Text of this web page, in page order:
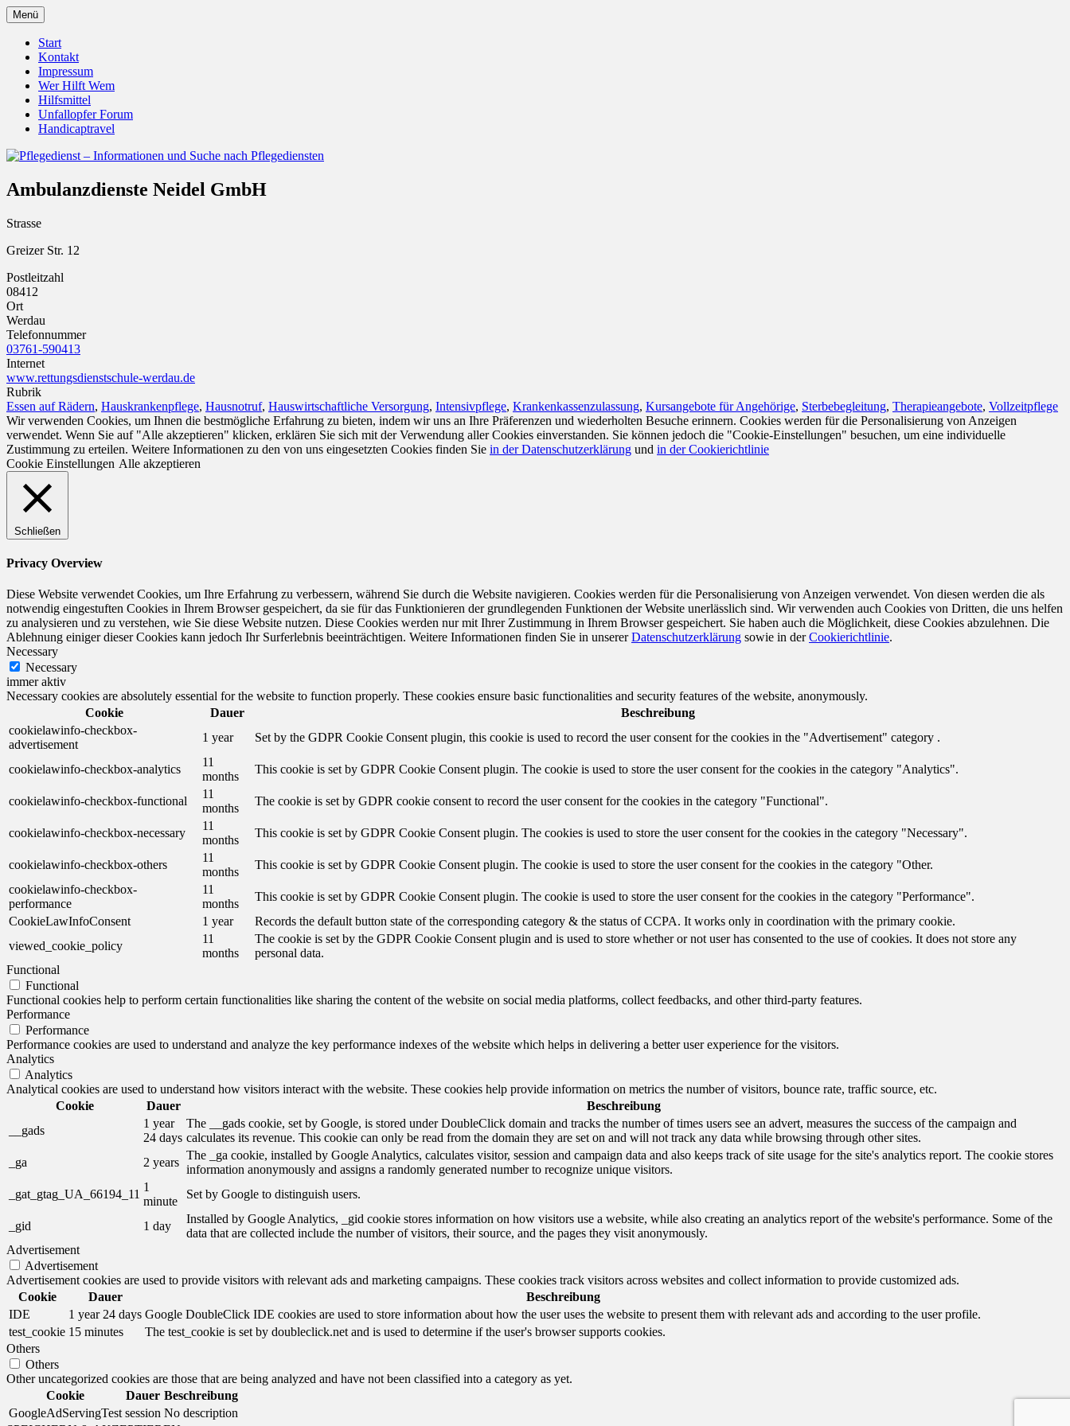
Zum
Inhalt
springen
Pflegedienst – Informationen und Suche nach Pflegediensten
Menü
Start
Kontakt
Impressum
Wer Hilft Wem
Hilfsmittel
Unfallopfer Forum
Handicaptravel
Ambulanzdienste Neidel GmbH
Strasse
Greizer Str. 12
Postleitzahl
08412
Ort
Werdau
Telefonnummer
03761-590413
Internet
www.rettungsdienstschule-werdau.de
Rubrik
Essen auf Rädern, Hauskrankenpflege, Hausnotruf, Hauswirtschaftliche Versorgung, Intensivpflege, Krankenkassenzulassung, Kursangebote für Angehörige, Sterbebegleitung, Therapieangebote, Vollzeitpflege
Wir verwenden Cookies, um Ihnen die bestmögliche Erfahrung zu bieten, indem wir uns an Ihre Präferenzen und wiederholten Besuche erinnern. Cookies werden für die Personalisierung von Anzeigen
verwendet. Wenn Sie auf "Alle akzeptieren" klicken, erklären Sie sich mit der Verwendung aller Cookies einverstanden. Sie können jedoch die "Cookie-Einstellungen" besuchen, um eine individuelle
Zustimmung zu erteilen. Weitere Informationen zu den von uns eingesetzten Cookies finden Sie in der Datenschutzerklärung und in der Cookierichtlinie
Cookie Einstellungen Alle akzeptieren
Schließen
Privacy Overview
Diese Website verwendet Cookies, um Ihre Erfahrung zu verbessern, während Sie durch die Website navigieren. Cookies werden für die Personalisierung von Anzeigen verwendet. Von diesen werden die als
notwendig eingestuften Cookies in Ihrem Browser gespeichert, da sie für das Funktionieren der grundlegenden Funktionen der Website unerlässlich sind. Wir verwenden auch Cookies von Dritten, die uns helfen
zu analysieren und zu verstehen, wie Sie diese Website nutzen. Diese Cookies werden nur mit Ihrer Zustimmung in Ihrem Browser gespeichert. Sie haben auch die Möglichkeit, diese Cookies abzulehnen. Die
Ablehnung einiger dieser Cookies kann jedoch Ihr Surferlebnis beeinträchtigen. Weitere Informationen finden Sie in unsererDatenschutzerklärung sowie in derCookierichtlinie.
Necessary
Necessary
immer aktiv
Necessary cookies are absolutely essential for the website to function properly. These cookies ensure basic functionalities and security features of the website, anonymously.
Cookie
Dauer
Beschreibung
cookielawinfo-checkbox-
advertisement
1 year Set by the GDPR Cookie Consent plugin, this cookie is used to record the user consent for the cookies in the "Advertisement" category .
cookielawinfo-checkbox-analytics
11
months
This cookie is set by GDPR Cookie Consent plugin. The cookie is used to store the user consent for the cookies in the category "Analytics".
cookielawinfo-checkbox-functional
11
months
The cookie is set by GDPR cookie consent to record the user consent for the cookies in the category "Functional".
cookielawinfo-checkbox-necessary
11
months
This cookie is set by GDPR Cookie Consent plugin. The cookies is used to store the user consent for the cookies in the category "Necessary".
cookielawinfo-checkbox-others
11
months
This cookie is set by GDPR Cookie Consent plugin. The cookie is used to store the user consent for the cookies in the category "Other.
cookielawinfo-checkbox-
performance
11
months
This cookie is set by GDPR Cookie Consent plugin. The cookie is used to store the user consent for the cookies in the category "Performance".
CookieLawInfoConsent
1 year
Records the default button state of the corresponding category & the status of CCPA. It works only in coordination with the primary cookie.
viewed_cookie_policy
11
months
The cookie is set by the GDPR Cookie Consent plugin and is used to store whether or not user has consented to the use of cookies. It does not store any
personal data.
Functional
Functional
Functional cookies help to perform certain functionalities like sharing the content of the website on social media platforms, collect feedbacks, and other third-party features.
Performance
Performance
Performance cookies are used to understand and analyze the key performance indexes of the website which helps in delivering a better user experience for the visitors.
Analytics
Analytics
Analytical cookies are used to understand how visitors interact with the website. These cookies help provide information on metrics the number of visitors, bounce rate, traffic source, etc.
Cookie
Dauer
Beschreibung
__gads
1 year
24 days
The __gads cookie, set by Google, is stored under DoubleClick domain and tracks the number of times users see an advert, measures the success of the campaign and
calculates its revenue. This cookie can only be read from the domain they are set on and will not track any data while browsing through other sites.
_ga
2 years
The _ga cookie, installed by Google Analytics, calculates visitor, session and campaign data and also keeps track of site usage for the site's analytics report. The cookie stores
information anonymously and assigns a randomly generated number to recognize unique visitors.
_gat_gtag_UA_66194_11
1
minute
Set by Google to distinguish users.
_gid 1 day
Installed by Google Analytics, _gid cookie stores information on how visitors use a website, while also creating an analytics report of the website's performance. Some of the
data that are collected include the number of visitors, their source, and the pages they visit anonymously.
Advertisement
Advertisement
Advertisement cookies are used to provide visitors with relevant ads and marketing campaigns. These cookies track visitors across websites and collect information to provide customized ads.
Cookie
Dauer
Beschreibung
IDE
1 year 24 days Google DoubleClick IDE cookies are used to store information about how the user uses the website to present them with relevant ads and according to the user profile.
test_cookie 15 minutes
The test_cookie is set by doubleclick.net and is used to determine if the user's browser supports cookies.
Others
Others
Other uncategorized cookies are those that are being analyzed and have not been classified into a category as yet.
Cookie
Dauer Beschreibung
GoogleAdServingTest session No description